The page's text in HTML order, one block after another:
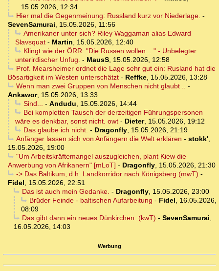
15.05.2026, 12:34
Hier mal die Gegenmeinung: Russland kurz vor Niederlage. -
SevenSamurai, 15.05.2026, 11:56
Amerikaner unter sich? Riley Waggaman alias Edward
Slavsquat - Martin, 15.05.2026, 12:40
Klingt wie der ÖRR: "Die Russen wollen... " - Unbelegter
unterirdischer Unfug. - MausS, 15.05.2026, 12:58
Prof. Mearsheimer ordnet die Lage sehr gut ein: Rusland hat die
Bösartigkeit im Westen unterschätzt - Reffke, 15.05.2026, 13:28
Wenn man zwei Gruppen von Menschen nicht glaubt .. -
Ankawor, 15.05.2026, 13:33
Sind... - Andudu, 15.05.2026, 14:44
Bei kompletten Tausch der derzeitigen Führungspersonen
wäre es denkbar, sonst nicht. owt - Dieter, 15.05.2026, 19:12
Das glaube ich nicht. - Dragonfly, 15.05.2026, 21:19
Anfänger lassen sich von Anfängern die Welt erklären - stokk',
15.05.2026, 19:00
"Um Arbeitskräftemangel auszugleichen, plant Kiew die
Anwerbung von Afrikanern" [mLoT] - Dragonfly, 15.05.2026, 21:30
-> Das Baltikum, d.h. Landkorridor nach Königsberg (mwT) -
Fidel, 15.05.2026, 22:51
Das ist auch mein Gedanke. - Dragonfly, 15.05.2026, 23:00
Brüder Feinde - baltischen Aufarbeitung - Fidel, 16.05.2026,
08:09
Das gibt dann ein neues Dünkirchen. (kwT) - SevenSamurai,
16.05.2026, 14:03
Werbung